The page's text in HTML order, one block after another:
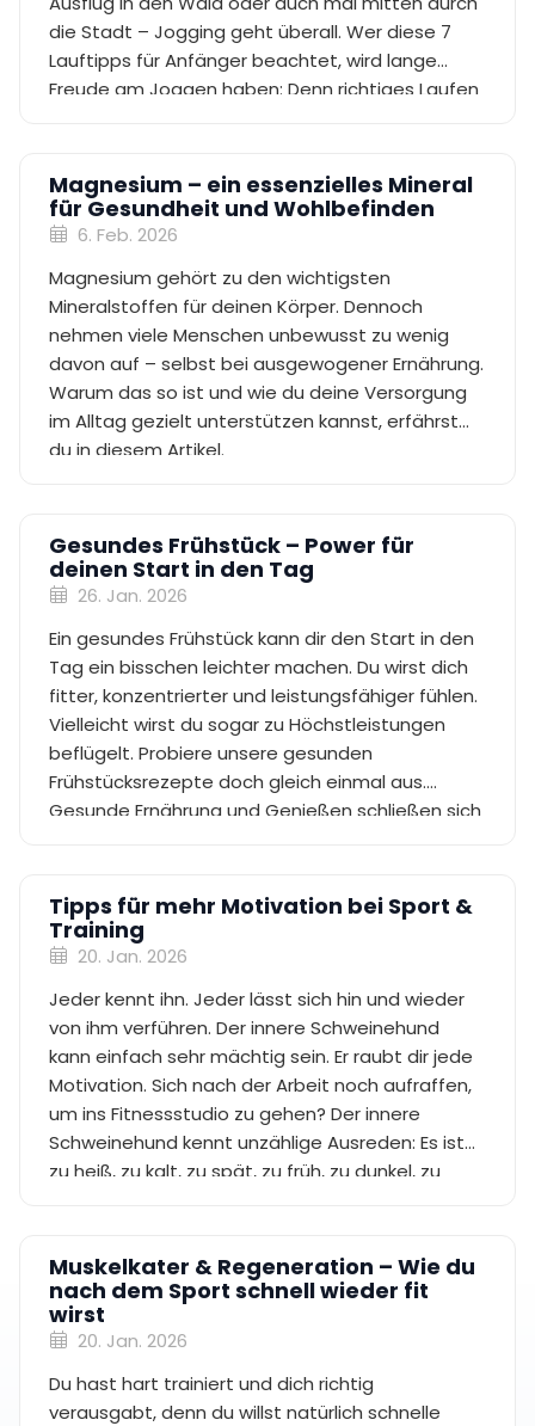
die Stadt – Jogging geht überall. Wer diese 7
Lauftipps für Anfänger beachtet, wird lange
Freude am Joggen haben: Denn richtiges Laufen
Magnesium – ein essenzielles Mineral
für Gesundheit und Wohlbefinden
6. Feb. 2026
Magnesium gehört zu den wichtigsten
Mineralstoffen für deinen Körper. Dennoch
nehmen viele Menschen unbewusst zu wenig
davon auf – selbst bei ausgewogener Ernährung.
Warum das so ist und wie du deine Versorgung
im Alltag gezielt unterstützen kannst, erfährst
du in diesem Artikel.
Gesundes Frühstück – Power für
deinen Start in den Tag
26. Jan. 2026
Ein gesundes Frühstück kann dir den Start in den
Tag ein bisschen leichter machen. Du wirst dich
fitter, konzentrierter und leistungsfähiger fühlen.
Vielleicht wirst du sogar zu Höchstleistungen
beflügelt. Probiere unsere gesunden
Frühstücksrezepte doch gleich einmal aus.
Gesunde Ernährung und Genießen schließen sich
Tipps für mehr Motivation bei Sport &
Training
20. Jan. 2026
Jeder kennt ihn. Jeder lässt sich hin und wieder
von ihm verführen. Der innere Schweinehund
kann einfach sehr mächtig sein. Er raubt dir jede
Motivation. Sich nach der Arbeit noch aufraffen,
um ins Fitnessstudio zu gehen? Der innere
Schweinehund kennt unzählige Ausreden: Es ist
zu heiß, zu kalt, zu spät, zu früh, zu dunkel, zu
austrickst und richtig motiviert trainierst.
Muskelkater & Regeneration – Wie du
nach dem Sport schnell wieder fit
wirst
20. Jan. 2026
Du hast hart trainiert und dich richtig
verausgabt, denn du willst natürlich schnelle